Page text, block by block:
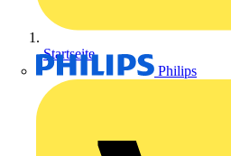
Philips
Startseite